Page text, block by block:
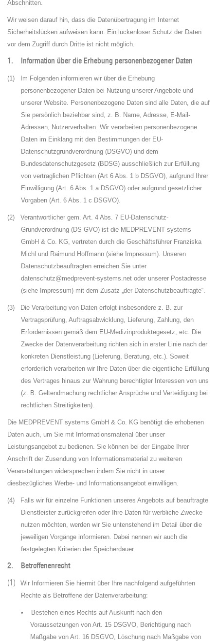
Abschnitten.
Wir weisen darauf hin, dass die Datenübertragung im Internet
Sicherheitslücken aufweisen kann. Ein lückenloser Schutz der Daten
vor dem Zugriff durch Dritte ist nicht möglich.
1. Information über die Erhebung personenbezogener Daten
(1)
Im Folgenden informieren wir über die Erhebung
personenbezogener Daten bei Nutzung unserer Angebote und
unserer Website. Personenbezogene Daten sind alle Daten, die auf
Sie persönlich beziehbar sind, z. B. Name, Adresse, E-Mail-
Adressen, Nutzerverhalten. Wir verarbeiten personenbezogene
Daten im Einklang mit den Bestimmungen der EU-
Datenschutzgrundverordnung (DSGVO) und dem
Bundesdatenschutzgesetz (BDSG) ausschließlich zur Erfüllung
von vertraglichen Pflichten (Art 6 Abs. 1 b DSGVO), aufgrund Ihrer
Einwilligung (Art. 6 Abs. 1 a DSGVO) oder aufgrund gesetzlicher
Vorgaben (Art. 6 Abs. 1 c DSGVO).
(2)
Verantwortlicher gem. Art. 4 Abs. 7 EU-Datenschutz-
Grundverordnung (DS-GVO) ist die MEDPREVENT systems
GmbH & Co. KG, vertreten durch die Geschäftsführer Franziska
Michl und Raimund Hoffmann (siehe Impressum). Unseren
Datenschutzbeauftragten erreichen Sie unter
datenschutz@medprevent-systems.net oder unserer Postadresse
(siehe Impressum) mit dem Zusatz „der Datenschutzbeauftragte“.
(3)
Die Verarbeitung von Daten erfolgt insbesondere z. B. zur
Vertragsprüfung, Auftragsabwicklung, Lieferung, Zahlung, den
Erfordernissen gemäß dem EU-Medizinproduktegesetz, etc. Die
Zwecke der Datenverarbeitung richten sich in erster Linie nach der
konkreten Dienstleistung (Lieferung, Beratung, etc.). Soweit
erforderlich verarbeiten wir Ihre Daten über die eigentliche Erfüllung
des Vertrages hinaus zur Wahrung berechtigter Interessen von uns
(z. B. Geltendmachung rechtlicher Ansprüche und Verteidigung bei
rechtlichen Streitigkeiten).
Die MEDPREVENT systems GmbH & Co. KG benötigt die erhobenen
Daten auch, um Sie mit Informationsmaterial über unser
Leistungsangebot zu bedienen. Sie können bei der Eingabe Ihrer
Anschrift der Zusendung von Informationsmaterial zu weiteren
Veranstaltungen widersprechen indem Sie nicht in unser
diesbezügliches Werbe- und Informationsangebot einwilligen.
(4)
Falls wir für einzelne Funktionen unseres Angebots auf beauftragte
Dienstleister zurückgreifen oder Ihre Daten für werbliche Zwecke
nutzen möchten, werden wir Sie untenstehend im Detail über die
jeweiligen Vorgänge informieren. Dabei nennen wir auch die
festgelegten Kriterien der Speicherdauer.
2. Betroffenenrecht
(1)
Wir Informieren Sie hiermit über Ihre nachfolgend aufgeführten
Rechte als Betroffene der Datenverarbeitung:
•
Bestehen eines Rechts auf Auskunft nach den
Voraussetzungen von Art. 15 DSGVO, Berichtigung nach
Maßgabe von Art. 16 DSGVO, Löschung nach Maßgabe von